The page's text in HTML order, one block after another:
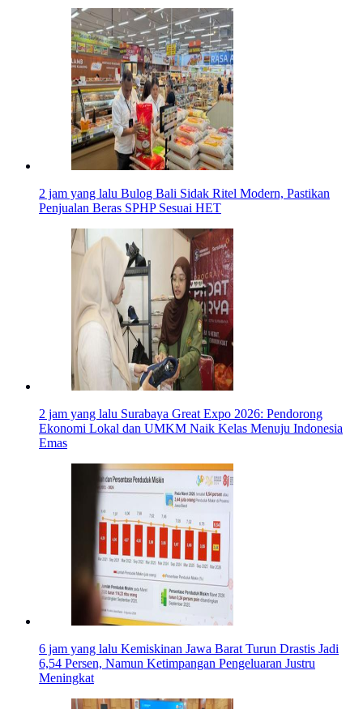
2 jam yang lalu Bulog Bali Sidak Ritel Modern, Pastikan
Penjualan Beras SPHP Sesuai HET
2 jam yang lalu Surabaya Great Expo 2026: Pendorong
Ekonomi Lokal dan UMKM Naik Kelas Menuju Indonesia
Emas
6 jam yang lalu Kemiskinan Jawa Barat Turun Drastis Jadi
6,54 Persen, Namun Ketimpangan Pengeluaran Justru
Meningkat